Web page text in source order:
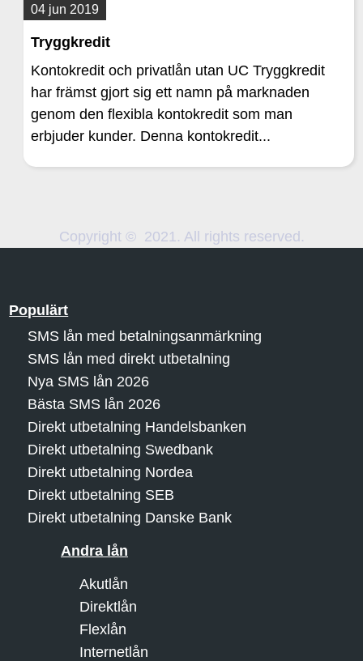
04 jun 2019
Tryggkredit
Kontokredit och privatlån utan UC Tryggkredit
har främst gjort sig ett namn på marknaden
genom den flexibla kontokredit som man
erbjuder kunder. Denna kontokredit...
Copyright © 2021. All rights reserved.
Populärt
SMS lån med betalningsanmärkning
SMS lån med direkt utbetalning
Nya SMS lån 2026
Bästa SMS lån 2026
Direkt utbetalning Handelsbanken
Direkt utbetalning Swedbank
Direkt utbetalning Nordea
Direkt utbetalning SEB
Direkt utbetalning Danske Bank
Andra lån
Akutlån
Direktlån
Flexlån
Internetlån